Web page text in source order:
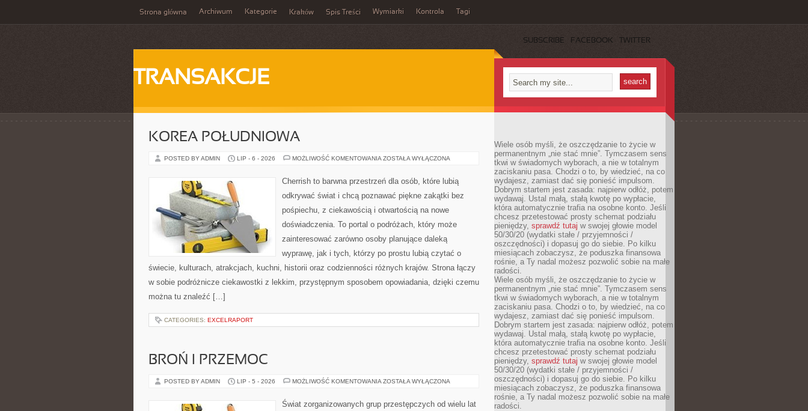
Strona główna Archiwum Kategorie Kraków Spis Treści Wymiarki Kontrola Tagi
SUBSCRIBE FACEBOOK TWITTER
TRANSAKCJE
KOREA POŁUDNIOWA
POSTED BY ADMIN LIP - 6 - 2026 MOŻLIWOŚĆ KOMENTOWANIA KOREA
ZOSTAŁA WYŁĄCZONA
Cherrish to barwna przestrzeń dla osób, które lubią
odkrywać świat i chcą poznawać piękne zakątki bez
pośpiechu, z ciekawością i otwartością na nowe
doświadczenia. To portal o podróżach, który może
zainteresować zarówno osoby planujące daleką
wyprawę, jak i tych, którzy po prostu lubią czytać o
świecie, kulturach, atrakcjach, kuchni, historii oraz codzienności różnych krajów. Strona łączy
w sobie podróżnicze ciekawostki z lekkim, przystępnym sposobem opowiadania, dzięki czemu
można tu znaleźć […]
CATEGORIES: EXCELRAPORT
BROŃ I PRZEMOC
POSTED BY ADMIN LIP - 5 - 2026 MOŻLIWOŚĆ KOMENTOWANIA BROŃ
ZOSTAŁA WYŁĄCZONA
Świat zorganizowanych grup przestępczych od wielu lat
Wiele osób myśli, że oszczędzanie to życie w
permanentnym „nie stać mnie”. Tymczasem sens
tkwi w świadomych wyborach, a nie w totalnym
zaciskaniu pasa. Chodzi o to, by wiedzieć, na co
wydajesz, zamiast dać się ponieść impulsom.
Dobrym startem jest zasada: najpierw odłóż, potem
wydawaj. Ustal małą, stałą kwotę po wypłacie,
która automatycznie trafia na osobne konto. Jeśli
chcesz przetestować prosty schemat podziału
pieniędzy, sprawdź tutaj w swojej głowie model
50/30/20 (wydatki stałe / przyjemności /
oszczędności) i dopasuj go do siebie. Po kilku
miesiącach zobaczysz, że poduszka finansowa
rośnie, a Ty nadal możesz pozwolić sobie na małe
radości.
Wiele osób myśli, że oszczędzanie to życie w
permanentnym „nie stać mnie”. Tymczasem sens
tkwi w świadomych wyborach, a nie w totalnym
zaciskaniu pasa. Chodzi o to, by wiedzieć, na co
wydajesz, zamiast dać się ponieść impulsom.
Dobrym startem jest zasada: najpierw odłóż, potem
wydawaj. Ustal małą, stałą kwotę po wypłacie,
która automatycznie trafia na osobne konto. Jeśli
chcesz przetestować prosty schemat podziału
pieniędzy, sprawdź tutaj w swojej głowie model
50/30/20 (wydatki stałe / przyjemności /
oszczędności) i dopasuj go do siebie. Po kilku
miesiącach zobaczysz, że poduszka finansowa
rośnie, a Ty nadal możesz pozwolić sobie na małe
radości.